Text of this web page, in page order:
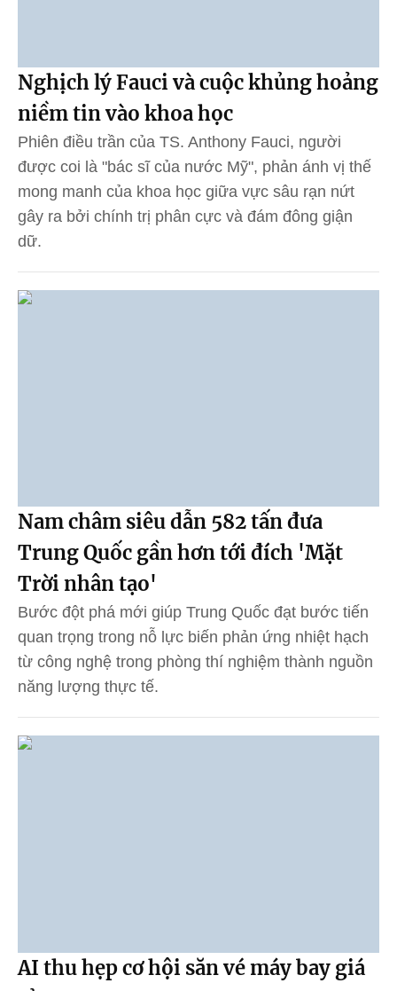
Nghịch lý Fauci và cuộc khủng hoảng
niềm tin vào khoa học
Phiên điều trần của TS. Anthony Fauci, người
được coi là "bác sĩ của nước Mỹ", phản ánh vị thế
mong manh của khoa học giữa vực sâu rạn nứt
gây ra bởi chính trị phân cực và đám đông giận
dữ.
Nam châm siêu dẫn 582 tấn đưa
Trung Quốc gần hơn tới đích 'Mặt
Trời nhân tạo'
Bước đột phá mới giúp Trung Quốc đạt bước tiến
quan trọng trong nỗ lực biến phản ứng nhiệt hạch
từ công nghệ trong phòng thí nghiệm thành nguồn
năng lượng thực tế.
AI thu hẹp cơ hội săn vé máy bay giá